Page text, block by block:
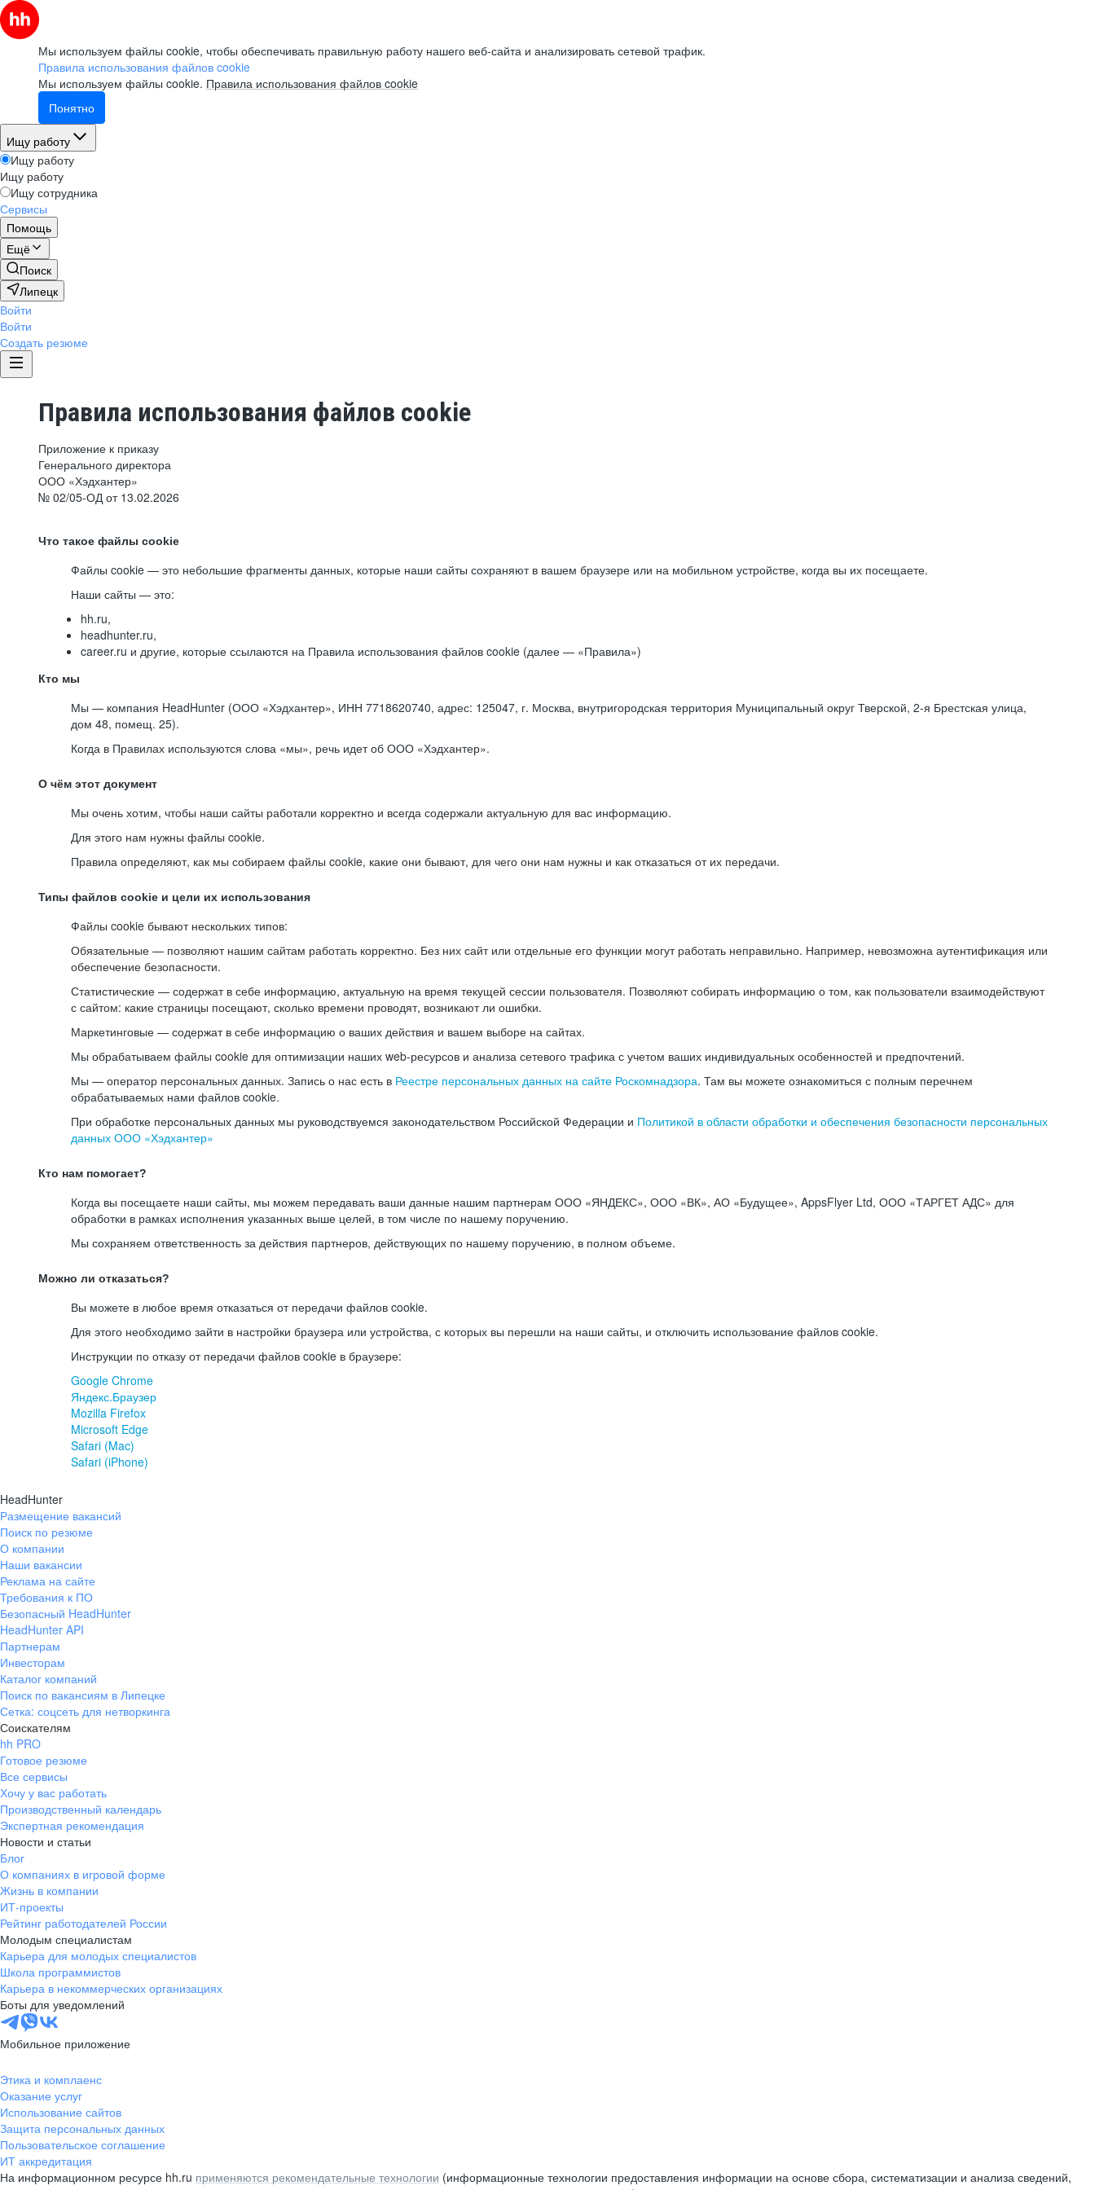
Мы используем файлы cookie, чтобы обеспечивать правильную работу нашего веб-сайта и анализировать сетевой трафик.
Правила использования файлов cookie
Мы используем файлы cookie. Правила использования файлов cookie
Понятно
Ищу работу
Ищу работу
Ищу работу
Ищу сотрудника
Сервисы
Помощь
Ещё
Поиск
Липецк
Войти
Войти
Создать резюме
Правила использования файлов cookie
Приложение к приказу
Генерального директора
ООО «Хэдхантер»
№ 02/05-ОД от 13.02.2026
Что такое файлы cookie
Файлы cookie — это небольшие фрагменты данных, которые наши сайты сохраняют в вашем браузере или на мобильном устройстве, когда вы их посещаете.
Наши сайты — это:
hh.ru,
headhunter.ru,
career.ru и другие, которые ссылаются на Правила использования файлов cookie (далее — «Правила»)
Кто мы
Мы — компания HeadHunter (ООО «Хэдхантер», ИНН 7718620740, адрес: 125047, г. Москва, внутригородская территория Муниципальный округ Тверской, 2-я Брестская улица,
дом 48, помещ. 25).
Когда в Правилах используются слова «мы», речь идет об ООО «Хэдхантер».
О чём этот документ
Мы очень хотим, чтобы наши сайты работали корректно и всегда содержали актуальную для вас информацию.
Для этого нам нужны файлы cookie.
Правила определяют, как мы собираем файлы cookie, какие они бывают, для чего они нам нужны и как отказаться от их передачи.
Типы файлов cookie и цели их использования
Файлы cookie бывают нескольких типов:
Обязательные — позволяют нашим сайтам работать корректно. Без них сайт или отдельные его функции могут работать неправильно. Например, невозможна аутентификация или
обеспечение безопасности.
Статистические — содержат в себе информацию, актуальную на время текущей сессии пользователя. Позволяют собирать информацию о том, как пользователи взаимодействуют
с сайтом: какие страницы посещают, сколько времени проводят, возникают ли ошибки.
Маркетинговые — содержат в себе информацию о ваших действия и вашем выборе на сайтах.
Мы обрабатываем файлы cookie для оптимизации наших web-ресурсов и анализа сетевого трафика с учетом ваших индивидуальных особенностей и предпочтений.
Мы — оператор персональных данных. Запись о нас есть в Реестре персональных данных на сайте Роскомнадзора. Там вы можете ознакомиться с полным перечнем
обрабатываемых нами файлов cookie.
При обработке персональных данных мы руководствуемся законодательством Российской Федерации и Политикой в области обработки и обеспечения безопасности персональных
данных ООО «Хэдхантер»
Кто нам помогает?
Когда вы посещаете наши сайты, мы можем передавать ваши данные нашим партнерам ООО «ЯНДЕКС», ООО «ВК», АО «Будущее», AppsFlyer Ltd, ООО «ТАРГЕТ АДС» для
обработки в рамках исполнения указанных выше целей, в том числе по нашему поручению.
Мы сохраняем ответственность за действия партнеров, действующих по нашему поручению, в полном объеме.
Можно ли отказаться?
Вы можете в любое время отказаться от передачи файлов cookie.
Для этого необходимо зайти в настройки браузера или устройства, с которых вы перешли на наши сайты, и отключить использование файлов cookie.
Инструкции по отказу от передачи файлов cookie в браузере:
Google Chrome
Яндекс.Браузер
Mozilla Firefox
Microsoft Edge
Safari (Mac)
Safari (iPhone)
HeadHunter
Размещение вакансий
Поиск по резюме
О компании
Наши вакансии
Реклама на сайте
Требования к ПО
Безопасный HeadHunter
HeadHunter API
Партнерам
Инвесторам
Каталог компаний
Поиск по вакансиям в Липецке
Сетка: соцсеть для нетворкинга
Соискателям
hh PRO
Готовое резюме
Все сервисы
Хочу у вас работать
Производственный календарь
Экспертная рекомендация
Новости и статьи
Блог
О компаниях в игровой форме
Жизнь в компании
ИТ-проекты
Рейтинг работодателей России
Молодым специалистам
Карьера для молодых специалистов
Школа программистов
Карьера в некоммерческих организациях
Боты для уведомлений
Мобильное приложение
Этика и комплаенс
Оказание услуг
Использование сайтов
Защита персональных данных
Пользовательское соглашение
ИТ аккредитация
На информационном ресурсе hh.ru применяются рекомендательные технологии (информационные технологии предоставления информации на основе сбора, систематизации и анализа сведений,